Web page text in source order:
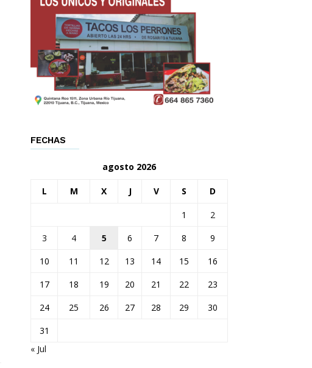
FECHAS
agosto 2026
L M X J V S D
1
2
3
4 5 6 7 8
9
10
11 12 13 14 15
16
17
18 19 20 21 22
23
24
25 26 27 28 29
30
31
« Jul